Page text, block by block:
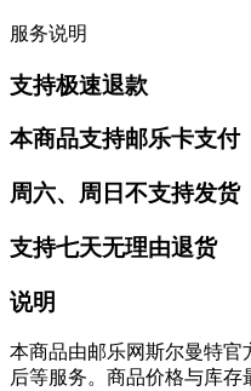
服务说明
支持极速退款
本商品支持邮乐卡支付
周六、周日不支持发货
支持七天无理由退货
说明
本商品由邮乐网斯尔曼特官
后等服务。商品价格与库